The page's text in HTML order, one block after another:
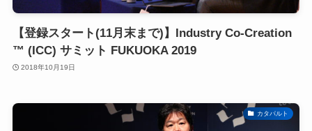
【登録スタート(11月末まで)】Industry Co-Creation
™ (ICC) サミット FUKUOKA 2019
2018年10月19日
カタパルト